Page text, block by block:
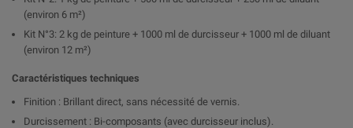
(environ 6 m²)
Kit N°3: 2 kg de peinture + 1000 ml de durcisseur + 1000 ml de diluant
(environ 12 m²)
Caractéristiques techniques
Finition : Brillant direct, sans nécessité de vernis.
Durcissement : Bi-composants (avec durcisseur inclus).